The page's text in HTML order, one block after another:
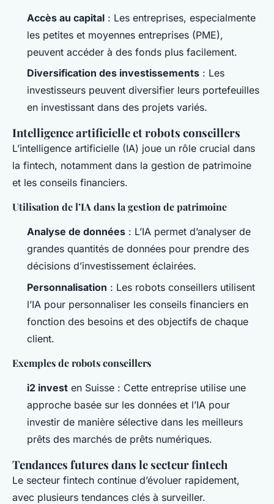
Accès au capital : Les entreprises, especialmente
les petites et moyennes entreprises (PME),
peuvent accéder à des fonds plus facilement.
Diversification des investissements : Les
investisseurs peuvent diversifier leurs portefeuilles
en investissant dans des projets variés.
Intelligence artificielle et robots conseillers
L’intelligence artificielle (IA) joue un rôle crucial dans
la fintech, notamment dans la gestion de patrimoine
et les conseils financiers.
Utilisation de l’IA dans la gestion de patrimoine
Analyse de données : L’IA permet d’analyser de
grandes quantités de données pour prendre des
décisions d’investissement éclairées.
Personnalisation : Les robots conseillers utilisent
l’IA pour personnaliser les conseils financiers en
fonction des besoins et des objectifs de chaque
client.
Exemples de robots conseillers
i2 invest en Suisse : Cette entreprise utilise une
approche basée sur les données et l’IA pour
investir de manière sélective dans les meilleurs
prêts des marchés de prêts numériques.
Tendances futures dans le secteur fintech
Le secteur fintech continue d’évoluer rapidement,
avec plusieurs tendances clés à surveiller.